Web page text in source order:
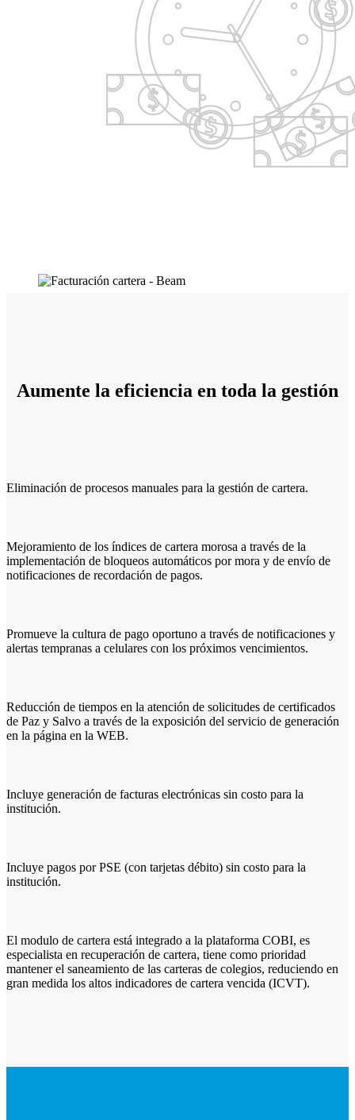
Aumente la eficiencia en toda la gestión
Eliminación de procesos manuales para la gestión de cartera.
Mejoramiento de los índices de cartera morosa a través de la
implementación de bloqueos automáticos por mora y de envío de
notificaciones de recordación de pagos.
Promueve la cultura de pago oportuno a través de notificaciones y
alertas tempranas a celulares con los próximos vencimientos.
Reducción de tiempos en la atención de solicitudes de certificados
de Paz y Salvo a través de la exposición del servicio de generación
en la página en la WEB.
Incluye generación de facturas electrónicas sin costo para la
institución.
Incluye pagos por PSE (con tarjetas débito) sin costo para la
institución.
El modulo de cartera está integrado a la plataforma COBI, es
especialista en recuperación de cartera, tiene como prioridad
mantener el saneamiento de las carteras de colegios, reduciendo en
gran medida los altos indicadores de cartera vencida (ICVT).